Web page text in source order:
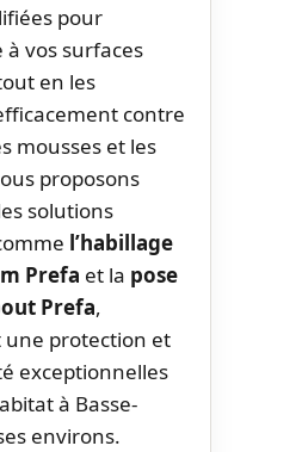
pour
vos surfaces
en les
contre
mousses et les
proposons
solutions
l’habillage
Prefa et la pose
Prefa,
protection et
exceptionnelles
à Basse-
environs.